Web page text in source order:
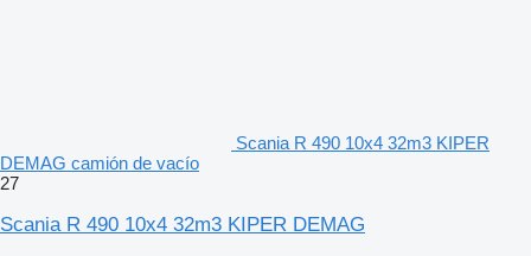
Scania R 490 10x4 32m3 KIPER
DEMAG camión de vacío
27
Scania R 490 10x4 32m3 KIPER DEMAG